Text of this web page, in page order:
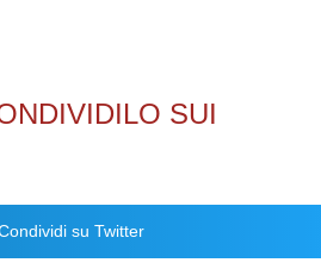
SUI
su Twitter